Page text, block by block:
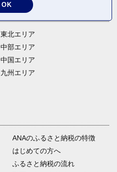
東北エリア
中部エリア
中国エリア
九州エリア
ANAのふるさと納税の特徴
はじめての方へ
ふるさと納税の流れ
OK